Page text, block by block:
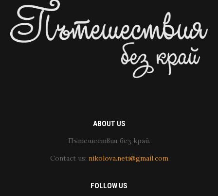
ABOUT US
Пътешествия без край.
Contact us: nikolova.neti@gmail.com
FOLLOW US